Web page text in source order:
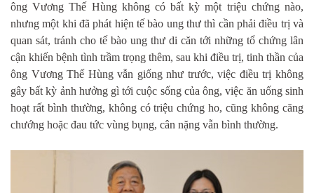
ông Vương Thế Hùng không có bất kỳ một triệu chứng nào,
nhưng một khi đã phát hiện tế bào ung thư thì cần phải điều trị và
quan sát, tránh cho tế bào ung thư di căn tới những tổ chứng lân
cận khiến bệnh tình trầm trọng thêm, sau khi điều trị, tinh thần của
ông Vương Thế Hùng vẫn giống như trước, việc điều trị không
gây bất kỳ ảnh hưởng gì tới cuộc sống của ông, việc ăn uống sinh
hoạt rất bình thường, không có triệu chứng ho, cũng không căng
chướng hoặc đau tức vùng bụng, cân nặng vẫn bình thường.